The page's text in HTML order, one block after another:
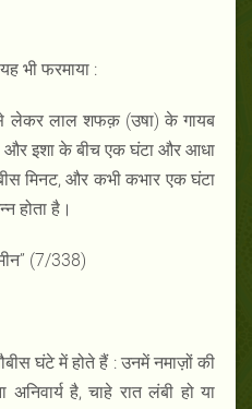
भी फरमाया :
लेकर लाल शफक़ (उषा) के गायब
और इशा के बीच एक घंटा और आधा
मिनट, और कभी कभार एक घंटा
होता है।
(7/338)
घंटे में होते हैं : उनमें नमाज़ों की
है, चाहे रात लंबी हो या